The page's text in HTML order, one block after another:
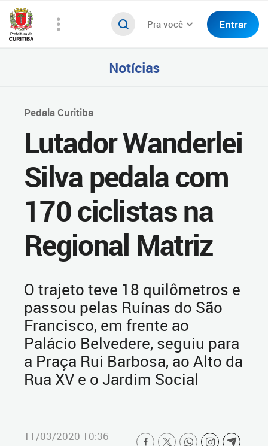
Pra você Entrar
Notícias
Pedala Curitiba
Lutador Wanderlei
Silva pedala com
170 ciclistas na
Regional Matriz
O trajeto teve 18 quilômetros e
passou pelas Ruínas do São
Francisco, em frente ao
Palácio Belvedere, seguiu para
a Praça Rui Barbosa, ao Alto da
Rua XV e o Jardim Social
11/03/2020 10:36